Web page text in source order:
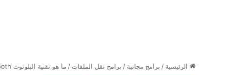
الرئيسية / برامج مجانية / برامج نقل الملفات / ما هو تقنية البلوتوث Bluetooth وكيف يعمل وأفضل برامج تحميله